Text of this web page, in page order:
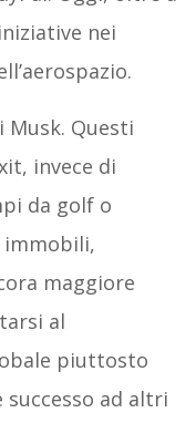
nei
Musk. Questi
invece di
da golf o
maggiore
al
piuttosto
successo ad altri